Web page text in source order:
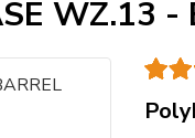
WZ.13 -